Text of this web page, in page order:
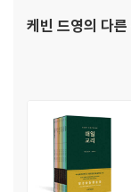
예수 그리스도와의
젊은이여, 어서 도망
기미조차 보이지 마
9. 거하고 순종하라
케빈 드영의 다른